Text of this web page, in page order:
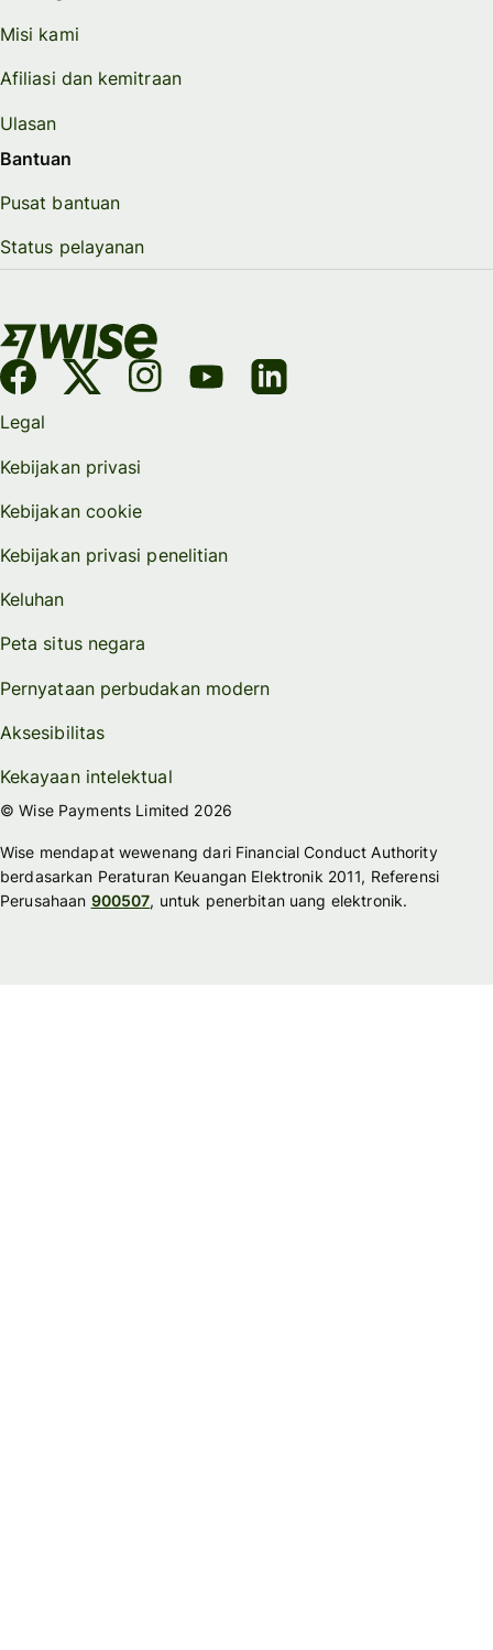
Misi kami
Afiliasi dan kemitraan
Ulasan
Bantuan
Pusat bantuan
Status pelayanan
Legal
Kebijakan privasi
Kebijakan cookie
Kebijakan privasi penelitian
Keluhan
Peta situs negara
Pernyataan perbudakan modern
Aksesibilitas
Kekayaan intelektual
© Wise Payments Limited 2026
Wise mendapat wewenang dari Financial Conduct Authority
berdasarkan Peraturan Keuangan Elektronik 2011, Referensi
Perusahaan 900507, untuk penerbitan uang elektronik.